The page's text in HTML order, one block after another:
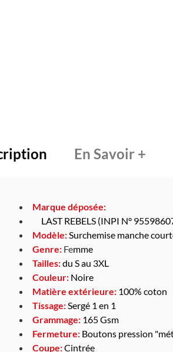
En Savoir +
Marque déposée:
LAST REBELS (INPI N°
Modèle:Surchemise manche
Genre: Femme
Tailles:du S au 3XL
Couleur: Noire
Matière extérieure: 100% coton
Tissage:Sergé 1 en 1
Grammage: 165 Gsm
Fermeture: Boutons pression
Coupe:Cintrée